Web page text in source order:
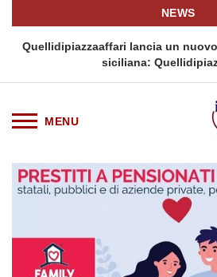
NEWS
Quellidipiazzaaffari lancia un
siciliana: